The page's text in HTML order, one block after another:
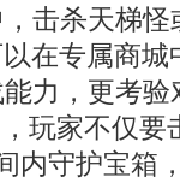
击杀天梯
在专属商
力，更考
玩家不仅
内守护宝箱